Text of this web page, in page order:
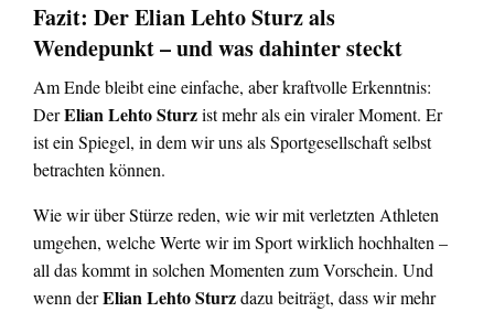
Fazit: Der Elian Lehto Sturz als
Wendepunkt – und was dahinter steckt
Am Ende bleibt eine einfache, aber kraftvolle Erkenntnis:
DerElian Lehto Sturzist mehr als ein viraler Moment. Er
ist ein Spiegel, in dem wir uns als Sportgesellschaft selbst
betrachten können.
Wie wir über Stürze reden, wie wir mit verletzten Athleten
umgehen, welche Werte wir im Sport wirklich hochhalten –
all das kommt in solchen Momenten zum Vorschein. Und
wenn derElian Lehto Sturzdazu beiträgt, dass wir mehr